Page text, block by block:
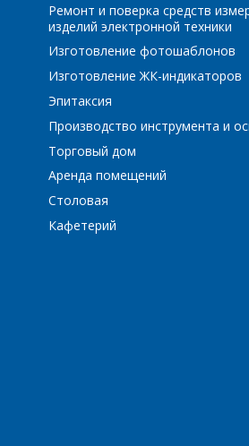
Ремонт и поверка средств
изделий электронной техники
Изготовление фотошаблонов
Изготовление ЖК-индикаторов
Эпитаксия
Производство инструмента и
Торговый дом
Аренда помещений
Столовая
Кафетерий